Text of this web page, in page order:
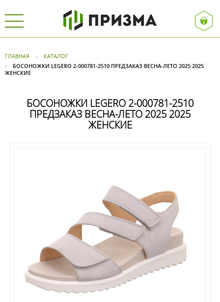
ГЛАВНАЯ
КАТАЛОГ
БОСОНОЖКИ LEGERO 2-000781-2510 ПРЕДЗАКАЗ ВЕСНА-ЛЕТО 2025 2025
ЖЕНСКИЕ
БОСОНОЖКИ LEGERO 2-000781-2510
ПРЕДЗАКАЗ ВЕСНА-ЛЕТО 2025 2025
ЖЕНСКИЕ